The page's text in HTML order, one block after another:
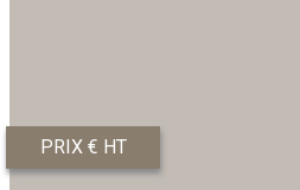
PRIX € HT